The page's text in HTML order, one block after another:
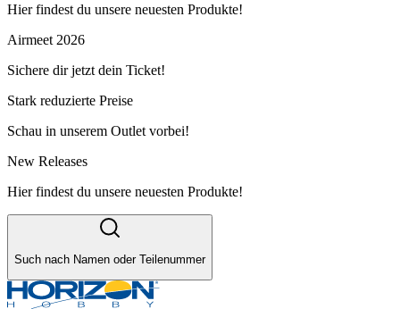
Hier findest du unsere neuesten Produkte!
Airmeet 2026
Sichere dir jetzt dein Ticket!
Stark reduzierte Preise
Schau in unserem Outlet vorbei!
New Releases
Hier findest du unsere neuesten Produkte!
Such nach Namen oder Teilenummer